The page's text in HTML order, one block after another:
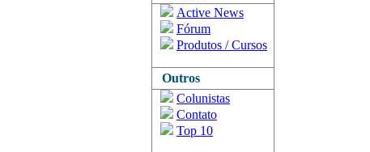
Active News
Fórum
Produtos / Cursos
Outros
Colunistas
Contato
Top 10